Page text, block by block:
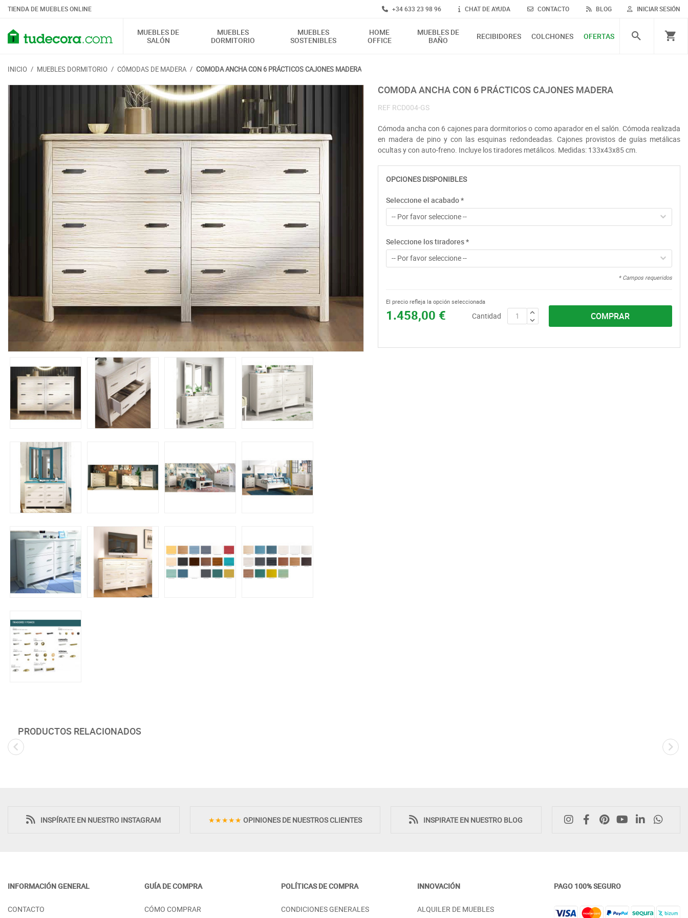
TIENDA DE MUEBLES ONLINE INICIAR SESIÓN
+34 633 23 98 96 CHAT DE AYUDA CONTACTO BLOG
MUEBLES DE
SALÓN
MUEBLES
DORMITORIO
MUEBLES
SOSTENIBLES
HOME
OFFICE
MUEBLES DE
BAÑO
RECIBIDORES COLCHONES OFERTAS
INICIO / MUEBLES DORMITORIO / CÓMODAS DE MADERA / COMODA ANCHA CON 6 PRÁCTICOS CAJONES MADERA
COMODA ANCHA CON 6 PRÁCTICOS CAJONES MADERA
REF RCD004-GS
Cómoda ancha con 6 cajones para dormitorios o como aparador en el salón. Cómoda realizada
en madera de pino y con las esquinas redondeadas. Cajones provistos de guías metálicas
ocultas y con auto-freno. Incluye los tiradores metálicos. Medidas: 133x43x85 cm.
OPCIONES DISPONIBLES
Seleccione el acabado*
-- Por favor seleccione --
Seleccione los tiradores*
-- Por favor seleccione --
* Campos requeridos
1.458,00 €
El precio refleja la opción seleccionada
Cantidad COMPRAR
PRODUCTOS RELACIONADOS
REDONDEADAS MADERA
PARA DORMITORIOS ELEGANTES
TAPIZADO Y MOLDURA
ASPAS MADERA
MADERA DE CALIDAD
INSPÍRATE EN NUESTRO INSTAGRAM ★★★★★ OPINIONES DE NUESTROS CLIENTES INSPIRATE EN NUESTRO BLOG
INFORMACIÓN GENERAL
CONTACTO
GUÍA DE COMPRA
CÓMO COMPRAR
POLÍTICAS DE COMPRA
CONDICIONES GENERALES
INNOVACIÓN
ALQUILER DE MUEBLES
PAGO 100% SEGURO